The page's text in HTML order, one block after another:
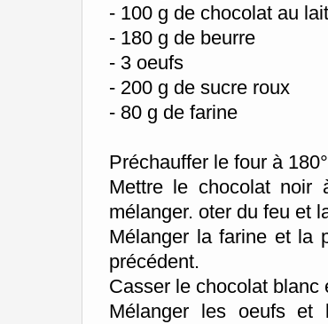
- 100 g de chocolat au lait
- 180 g de beurre
- 3 oeufs
- 200 g de sucre roux
- 80 g de farine
Préchauffer le four à 180°
Mettre le chocolat noir
mélanger. oter du feu et
Mélanger la farine et la
précédent.
Casser le chocolat blanc
Mélanger les oeufs et